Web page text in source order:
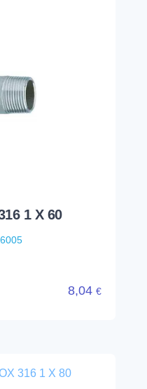
1 X 60
8,04 €